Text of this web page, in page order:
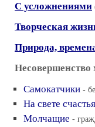
С усложнениями
Творческая
Природа,
Несовершенство
Самокатчики -
На свете
Молчащие -